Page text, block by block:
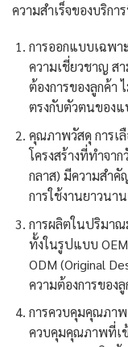
ความสำเร็จของบริกา
การออกแบบเฉพ
ความเชี่ยวชาญ ส
ต้องการของลูกค้า
ตรงกับตัวตนของ
คุณภาพวัสดุ การเ
โครงสร้างที่ทำจา
กลาส) มีความสำ
การใช้งานยาวนาน
การผลิตในปริมาณ
ทั้งในรูปแบบ
ODM (Original
ความต้องการของลู
การควบคุมคุณภา
ควบคุมคุณภาพที่เข้